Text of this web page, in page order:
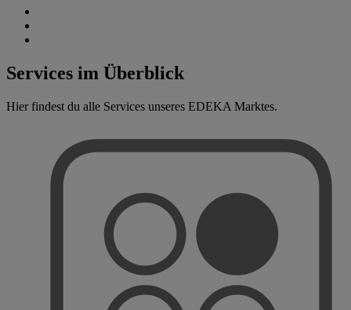
Services im Überblick
Hier findest du alle Services unseres EDEKA Marktes.